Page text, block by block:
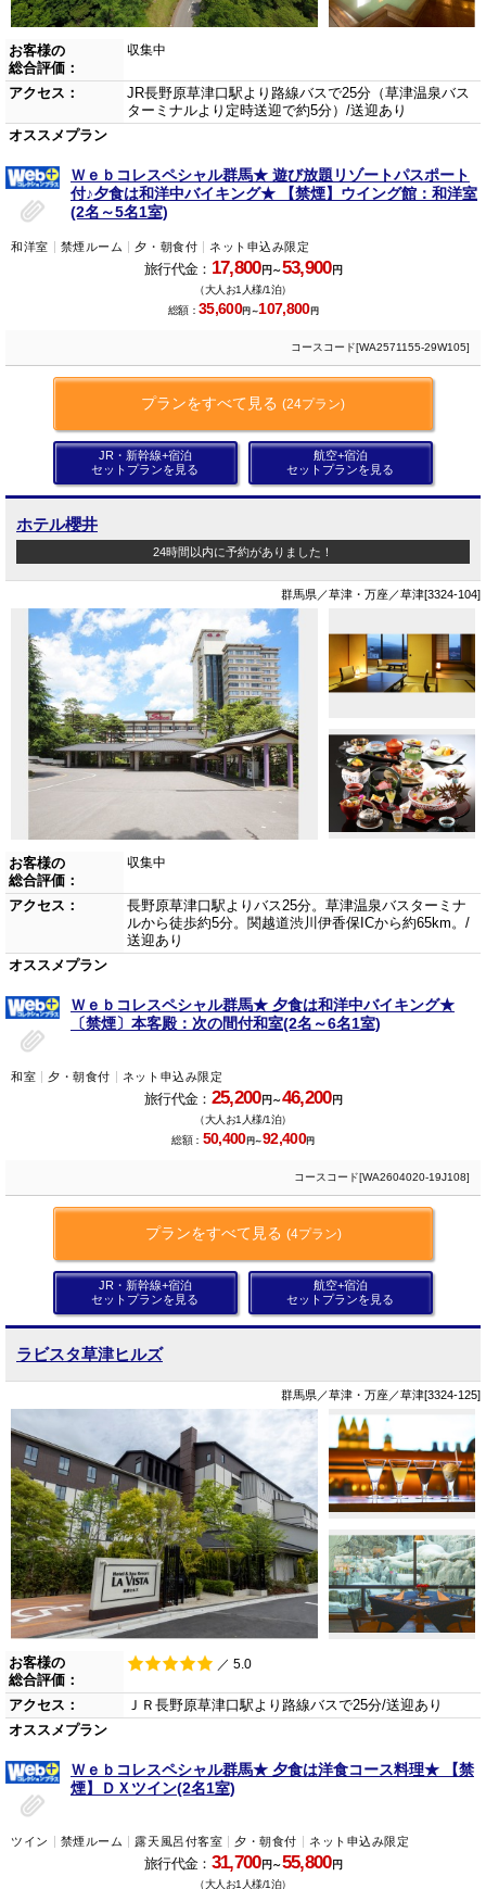
お客様の
総合評価：
収集中
アクセス：
JR長野原草津口駅より路線バスで25分（草津温泉バス
ターミナルより定時送迎で約5分）/送迎あり
オススメプラン
Ｗｅｂコレスペシャル群馬★ 遊び放題リゾートパスポート
付♪夕食は和洋中バイキング★ 【禁煙】ウイング館：和洋室
(2名～5名1室)
和洋室 禁煙ルーム 夕・朝食付 ネット申込み限定
旅行代金： 17,800円～53,900円
（大人お1人様/1泊）
総額：35,600円～107,800円
コースコード[WA2571155-29W105]
プランをすべて見る (24プラン)
JR・新幹線+宿泊
セットプランを見る
航空+宿泊
セットプランを見る
ホテル櫻井
24時間以内に予約がありました！
群馬県／草津・万座／草津[3324-104]
お客様の
総合評価：
収集中
アクセス：
長野原草津口駅よりバス25分。草津温泉バスターミナ
ルから徒歩約5分。関越道渋川伊香保ICから約65km。/
送迎あり
オススメプラン
Ｗｅｂコレスペシャル群馬★ 夕食は和洋中バイキング★
〔禁煙〕本客殿：次の間付和室(2名～6名1室)
和室 夕・朝食付 ネット申込み限定
旅行代金： 25,200円～46,200円
（大人お1人様/1泊）
総額： 50,400円～92,400円
コースコード[WA2604020-19J108]
プランをすべて見る (4プラン)
JR・新幹線+宿泊
セットプランを見る
航空+宿泊
セットプランを見る
ラビスタ草津ヒルズ
群馬県／草津・万座／草津[3324-125]
お客様の
総合評価：
／ 5.0
アクセス：
ＪＲ長野原草津口駅より路線バスで25分/送迎あり
オススメプラン
Ｗｅｂコレスペシャル群馬★ 夕食は洋食コース料理★ 【禁
煙】ＤＸツイン(2名1室)
ツイン 禁煙ルーム 露天風呂付客室 夕・朝食付 ネット申込み限定
旅行代金： 31,700円～55,800円
（大人お1人様/1泊）